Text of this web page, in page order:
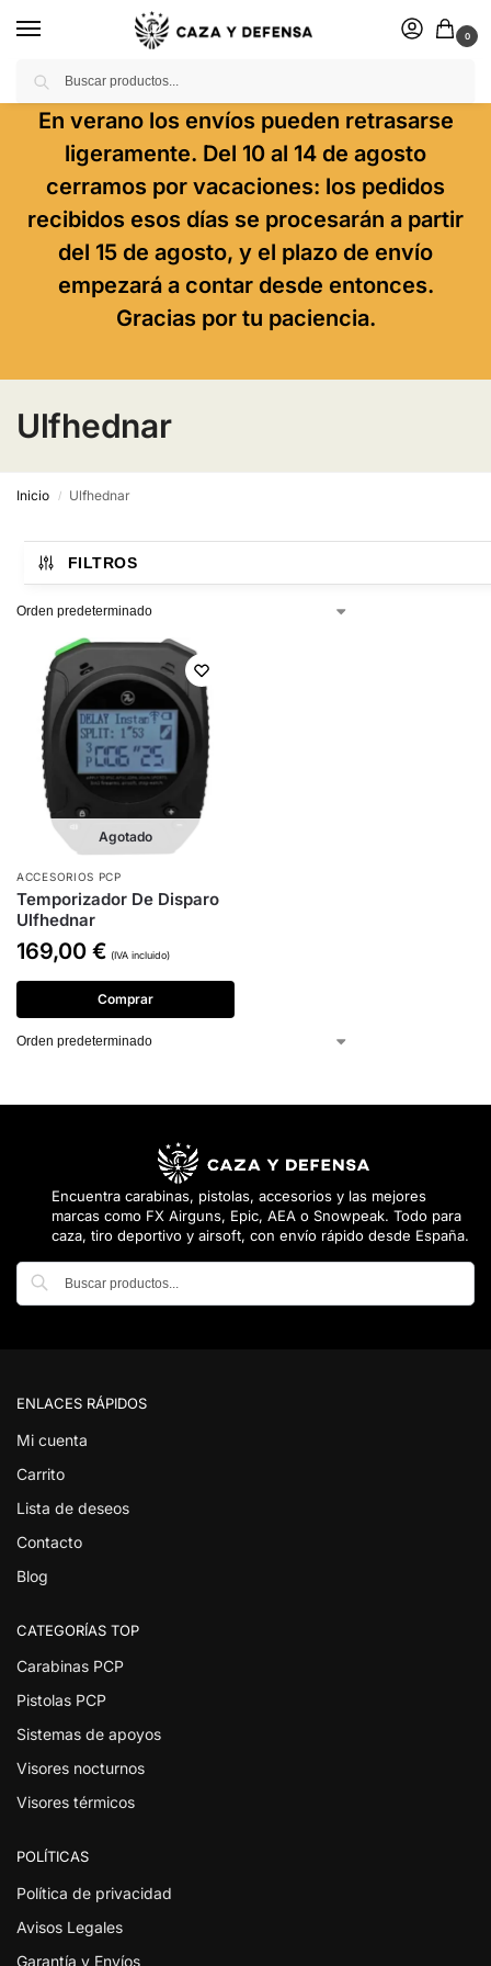
0
En verano los envíos pueden retrasarse
ligeramente. Del 10 al 14 de agosto
cerramos por vacaciones: los pedidos
recibidos esos días se procesarán a partir
del 15 de agosto, y el plazo de envío
empezará a contar desde entonces.
Gracias por tu paciencia.
Ulfhednar
Inicio / Ulfhednar
FILTROS
Agotado
ACCESORIOS PCP
Temporizador De Disparo
Ulfhednar
169,00 € (IVA incluido)
Comprar
Encuentra carabinas, pistolas, accesorios y las mejores
marcas como FX Airguns, Epic, AEA o Snowpeak. Todo para
caza, tiro deportivo y airsoft, con envío rápido desde España.
ENLACES RÁPIDOS
Mi cuenta
Carrito
Lista de deseos
Contacto
Blog
CATEGORÍAS TOP
Carabinas PCP
Pistolas PCP
Sistemas de apoyos
Visores nocturnos
Visores térmicos
POLÍTICAS
Política de privacidad
Avisos Legales
Garantía y Envíos